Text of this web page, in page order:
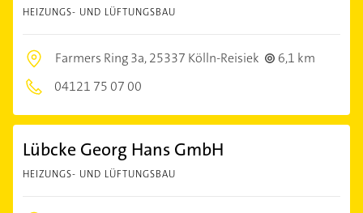
HEIZUNGS- UND LÜFTUNGSBAU
Farmers Ring 3a,25337 Kölln-Reisiek
6,1 km
04121 75 07 00
Lübcke Georg Hans GmbH
HEIZUNGS- UND LÜFTUNGSBAU